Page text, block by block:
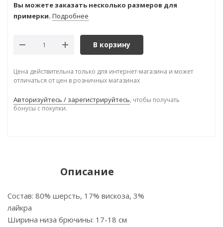
Вы можете заказать несколько размеров для
примерки. Подробнее
В корзину
Цена действительна только для интернет-магазина и может
отличаться от цен в розничных магазинах
Авторизуйтесь / зарегистрируйтесь, чтобы получать
бонусы с покупки.
Описание
Состав: 80% шерсть, 17% вискоза, 3%
лайкра
Ширина низа брючины: 17-18 см